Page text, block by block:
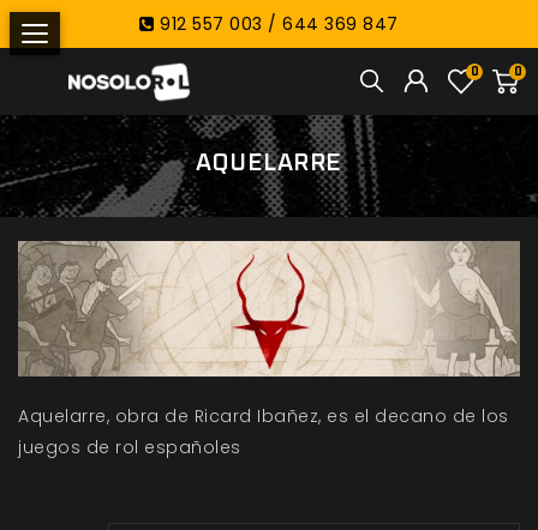
912 557 003 / 644 369 847
0
0
AQUELARRE
Aquelarre, obra de Ricard Ibañez, es el decano de los
juegos de rol españoles